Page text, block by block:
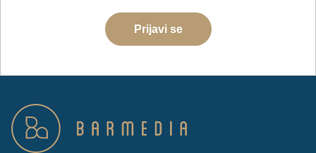
Prijavi se